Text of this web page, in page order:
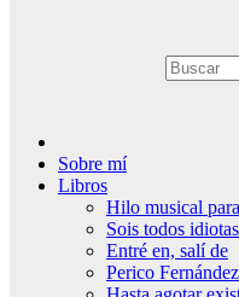
Sobre mí
Libros
Hilo musical
Sois todos idiotas
Entré en, salí de
Perico